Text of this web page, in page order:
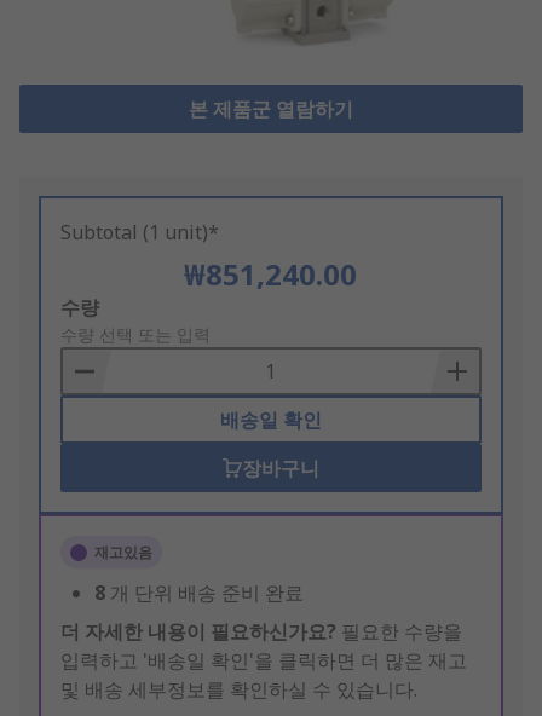
본 제품군 열람하기
Subtotal (1 unit)*
₩851,240.00
Add
to
Basket
수량
수량 선택 또는 입력
배송일 확인
장바구니
재고있음
8 개 단위 배송 준비 완료
더 자세한 내용이 필요하신가요? 필요한 수량을
입력하고 '배송일 확인'을 클릭하면 더 많은 재고
및 배송 세부정보를 확인하실 수 있습니다.